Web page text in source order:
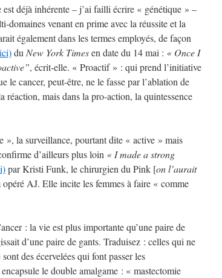
déjà inhérente – j’ai failli écrire « génétique » –
domaines venant en prime avec la réussite et la
également dans les termes employés, de façon
du New York Timesen date du 14 mai : « Once I
, écrit-elle. « Proactif » : qui prend l’initiative
cancer, peut-être, ne le fasse par l’ablation de
réaction, mais dans la pro-action, la quintessence
», la surveillance, pourtant dite « active » mais
d’ailleurs plus loin « I made astrong
par Kristi Funk, le chirurgien du Pink [on l’aurait
AJ. Elle incite les femmes à faire « comme
: la vie est plus importante qu’une paire de
d’une paire de gants. Traduisez : celles qui ne
sont des écervelées qui font passer les
le double amalgame : « mastectomie